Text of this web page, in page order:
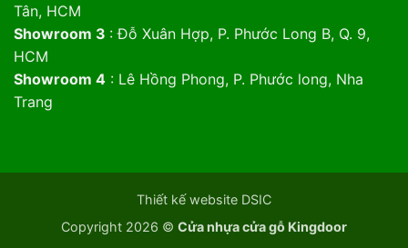
Tân, HCM
Showroom 3 : Đỗ Xuân Hợp, P. Phước Long B, Q. 9,
HCM
Showroom 4: Lê Hồng Phong, P. Phước long, Nha
Trang
Thiết kế website DSIC
Copyright 2026 © Cửa nhựa cửa gỗ Kingdoor